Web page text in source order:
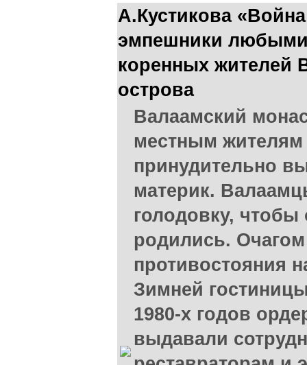
А.Кустикова
эмпешники
коренных жителей
острова
Валаамский
местным жителям
принудительно
материк.
голодовку, чтобы
родились. Очагом
противостояния
Зимней
1980-х годов
выдавали